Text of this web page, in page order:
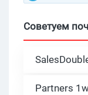
Советуем